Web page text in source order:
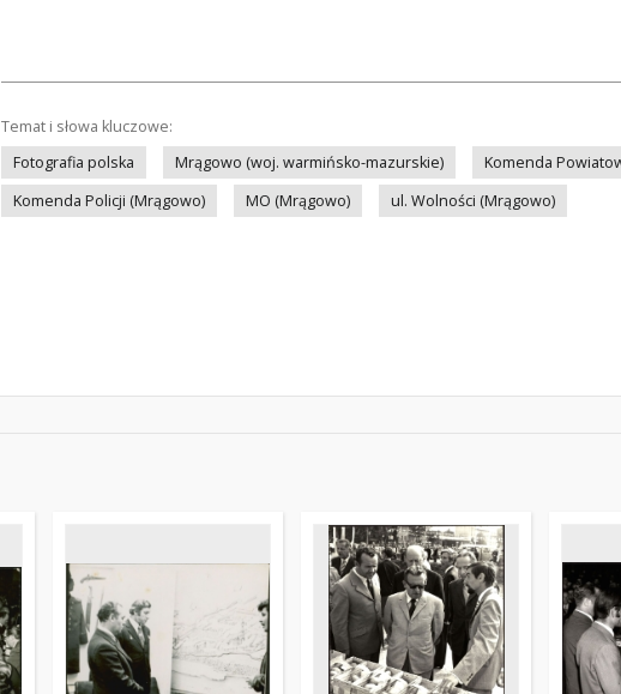
Temat i słowa kluczowe:
Fotografia polska
Mrągowo (woj. warmińsko-mazurskie) Komenda
Komenda Policji (Mrągowo)
MO (Mrągowo) ul. Wolności (Mrągowo)